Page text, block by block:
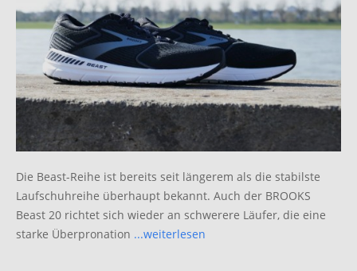
Die Beast-Reihe ist bereits seit längerem als die stabilste
Laufschuhreihe überhaupt bekannt. Auch der BROOKS
Beast 20 richtet sich wieder an schwerere Läufer, die eine
starke Überpronation ...weiterlesen